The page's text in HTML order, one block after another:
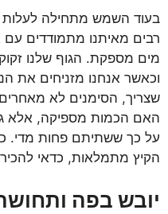
בעוד השמש מתחילה לעלות
רבים מאיתנו מתמודדים
מים מספקת. הגוף שלנו
וכאשר אנחנו מזניחים את
שצריך, הסימנים לא
האם הכמות מספיקה, אלא
על כך ששתיתם פחות מדי.
הקיץ מתמלאות, כדאי
יובש בפה